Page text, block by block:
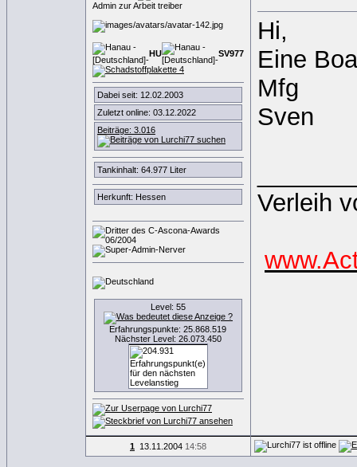
Admin zur Arbeit treiber
HU SV977
Dabei seit: 12.02.2003
Zuletzt online: 03.12.2022
Beiträge: 3.016
Tankinhalt: 64.977 Liter
Herkunft: Hessen
Level: 55
Erfahrungspunkte: 25.868.519
Nächster Level: 26.073.450
Hi,
Eine
Mfg
Sven
Verleih
1 13.11.2004 14:58